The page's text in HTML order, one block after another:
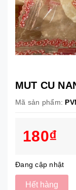
MUT CU
Mã sản phẩm:
180₫
Đang cập nhật
Hết hàng